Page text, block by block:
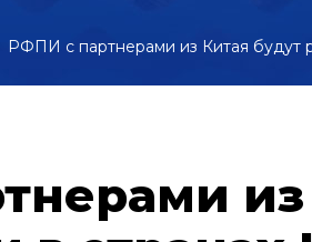
РФПИ с партнерами из Китая будут
из